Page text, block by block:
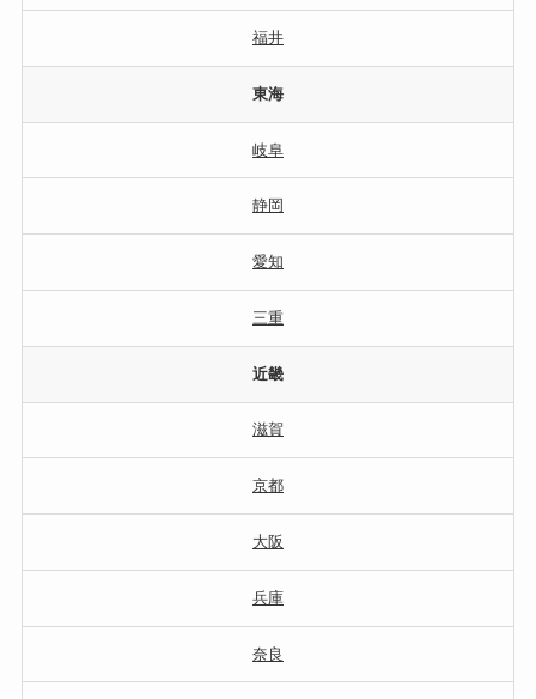
福井
東海
岐阜
静岡
愛知
三重
近畿
滋賀
京都
大阪
兵庫
奈良